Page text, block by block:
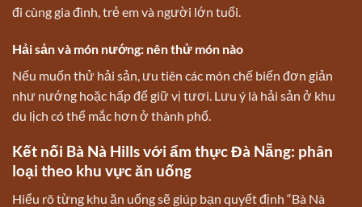
đi cùng gia đình, trẻ em và người lớn tuổi.
Hải sản và món nướng: nên thử món nào
Nếu muốn thử hải sản, ưu tiên các món chế biến đơn giản
như nướng hoặc hấp để giữ vị tươi. Lưu ý là hải sản ở khu
du lịch có thể mắc hơn ở thành phố.
Kết nối Bà Nà Hills với ẩm thực Đà Nẵng: phân
loại theo khu vực ăn uống
Hiểu rõ từng khu ăn uống sẽ giúp bạn quyết định “Bà Nà